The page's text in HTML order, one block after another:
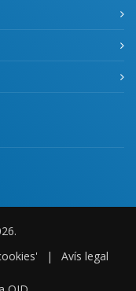
| Avís legal